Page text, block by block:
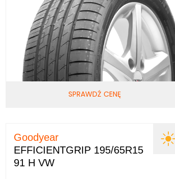
SPRAWDŹ CENĘ
Goodyear
EFFICIENTGRIP 195/65R15
91 H VW